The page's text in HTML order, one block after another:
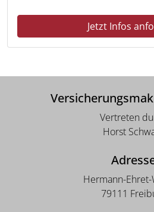
Jetzt Infos
Vertreten
Horst
Hermann-Ehret-
79111